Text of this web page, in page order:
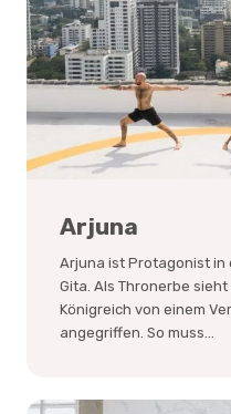
Arjuna
Arjuna ist Protagonist in
Gita. Als Thronerbe sieht
Königreich von einem
angegriffen. So muss...